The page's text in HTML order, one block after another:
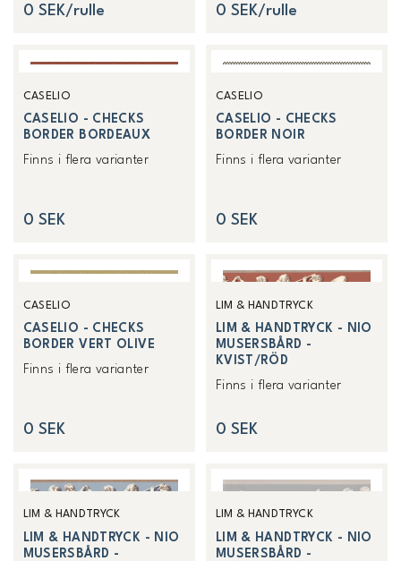
0 SEK/rulle 0 SEK/rulle
CASELIO
CASELIO - CHECKS
BORDER BORDEAUX
Finns i flera varianter
0 SEK
CASELIO
CASELIO - CHECKS
BORDER NOIR
Finns i flera varianter
0 SEK
CASELIO
CASELIO - CHECKS
BORDER VERT OLIVE
Finns i flera varianter
0 SEK
LIM & HANDTRYCK
LIM & HANDTRYCK - NIO
MUSERSBÅRD -
KVIST/RÖD
Finns i flera varianter
0 SEK
LIM & HANDTRYCK
LIM & HANDTRYCK - NIO
MUSERSBÅRD -
LIM & HANDTRYCK
LIM & HANDTRYCK - NIO
MUSERSBÅRD -